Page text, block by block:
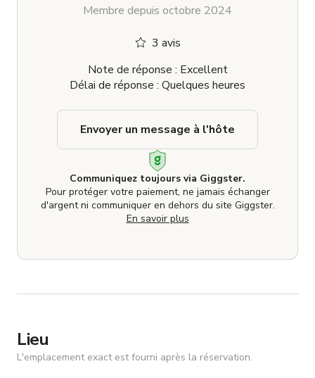
Membre depuis octobre 2024
3 avis
Note de réponse : Excellent
Délai de réponse : Quelques heures
Communiquez toujours via Giggster.
Pour protéger votre paiement, ne jamais échanger
d'argent ni communiquer en dehors du site Giggster.
En savoir plus
Envoyer un message à l'hôte
Lieu
L'emplacement exact est fourni après la réservation.